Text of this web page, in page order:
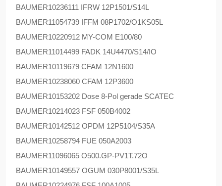
BAUMER10236111 IFRW 12P1501/S14L
BAUMER11054739 IFFM 08P1702/O1KS05L
BAUMER10220912 MY-COM E100/80
BAUMER11014499 FADK 14U4470/S14/IO
BAUMER10119679 CFAM 12N1600
BAUMER10238060 CFAM 12P3600
BAUMER10153202 Dose 8-Pol gerade SCATEC
BAUMER10214023 FSF 050B4002
BAUMER10142512 OPDM 12P5104/S35A
BAUMER10258794 FUE 050A2003
BAUMER11096065 O500.GP-PV1T.72O
BAUMER10149557 OGUM 030P8001/S35L